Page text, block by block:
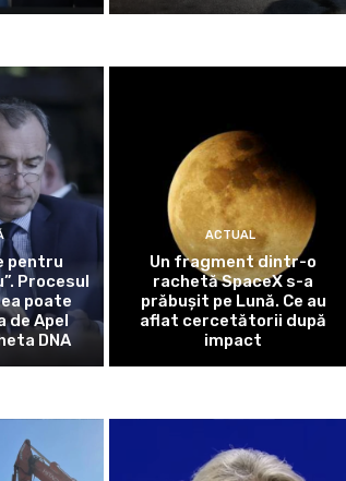
pentru
Procesul
poate
de Apel
DNA
ACTUAL
Un fragment dintr-o
rachetă SpaceX s-a
prăbușit pe Lună. Ce au
aflat cercetătorii după
impact